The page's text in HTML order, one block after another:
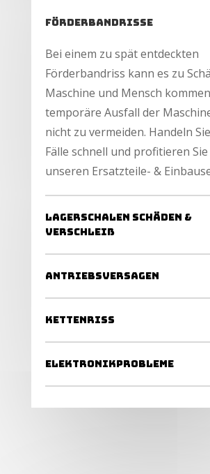
Förderbandrisse
Bei einem zu spät entdeckten
Förderbandriss kann es zu
Maschine und Mensch
temporäre Ausfall der
nicht zu vermeiden. Handeln
Fälle schnell und profitieren
unseren Ersatzteile- &
Lagerschalen Schäden &
Verschleiß
Antriebsversagen
Kettenriss
Elektronikprobleme